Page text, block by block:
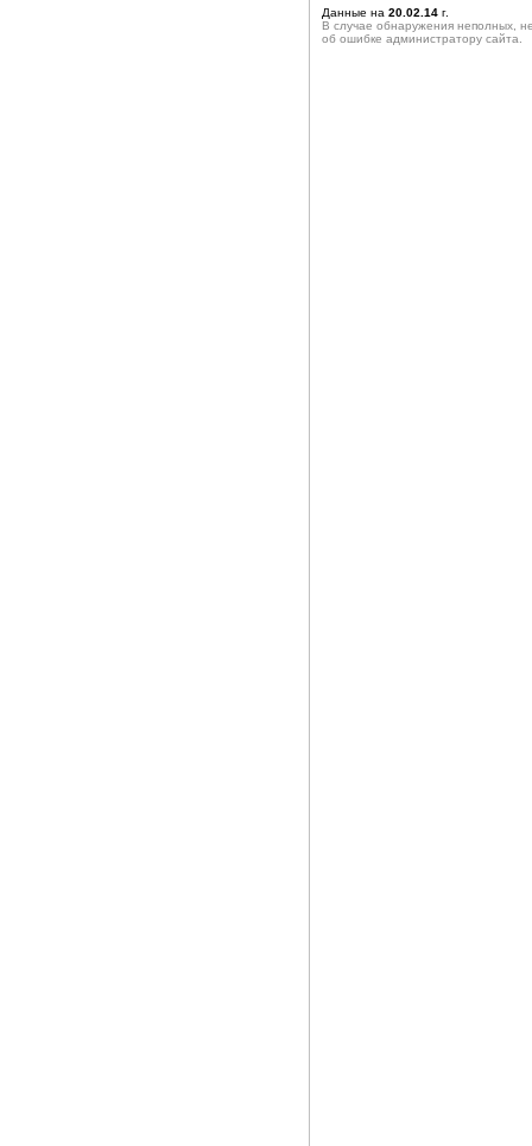
Данные на 20.02.14 г.
В случае обнаружения неполных,
об ошибке администратору сайта.